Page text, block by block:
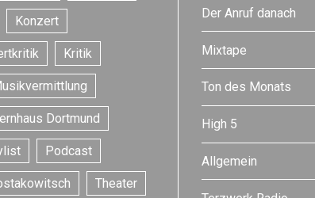
Konzert
Kritik
Dortmund
Podcast
Theater
Der Anruf danach
Mixtape
Ton des Monats
High 5
Allgemein